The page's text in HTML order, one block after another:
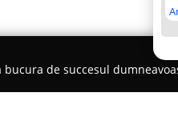
de succesul